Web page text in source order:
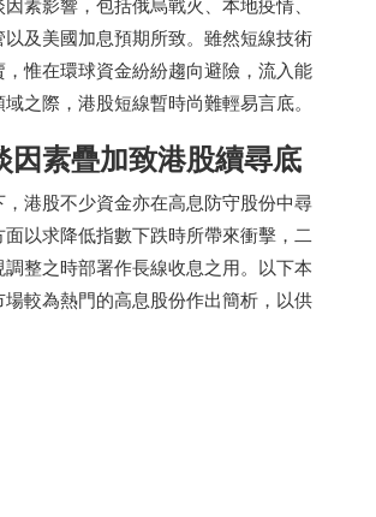
以及美國加息預期所致。雖然短線技術
惟在環球資金紛紛趨向避險，流入能
之際，港股短線暫時尚難輕易言底。
因素疊加致港股續尋底
港股不少資金亦在高息防守股份中尋
面以求降低指數下跌時所帶來衝擊，二
調整之時部署作長線收息之用。以下本
較為熱門的高息股份作出簡析，以供